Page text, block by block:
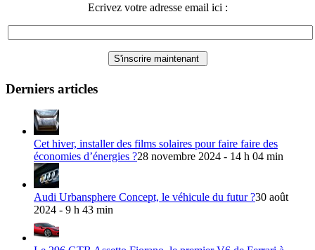
Ecrivez votre adresse email ici :
Derniers articles
Cet hiver, installer des films solaires pour faire faire des
économies d’énergies ?28 novembre 2024 - 14 h 04 min
Audi Urbansphere Concept, le véhicule du futur ?30 août
2024 - 9 h 43 min